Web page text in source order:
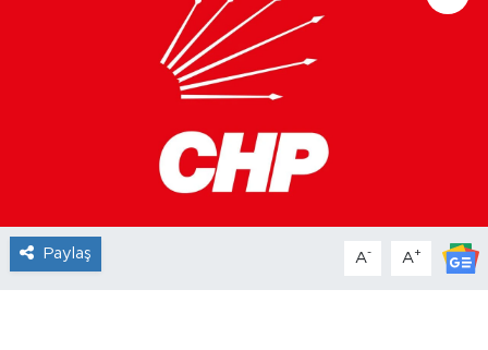
Paylaş A- A+